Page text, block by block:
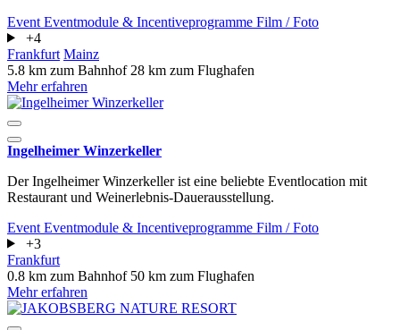
Event Eventmodule & Incentiveprogramme Film / Foto
+4
Frankfurt Mainz
5.8 km zum Bahnhof 28 km zum Flughafen
Mehr erfahren
Ingelheimer Winzerkeller
Der Ingelheimer Winzerkeller ist eine beliebte Eventlocation mit
Restaurant und Weinerlebnis-Dauerausstellung.
Event Eventmodule & Incentiveprogramme Film / Foto
+3
Frankfurt
0.8 km zum Bahnhof 50 km zum Flughafen
Mehr erfahren